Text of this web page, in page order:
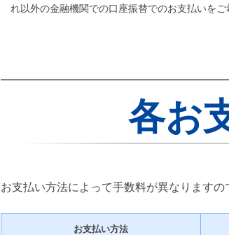
れ以外の金融機関での口座振替でのお支払いを
各お
お支払い方法によって手数料が異なりますの
お支払い方法